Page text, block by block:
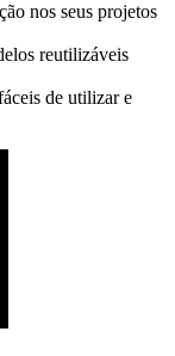
nos seus projetos
reutilizáveis
de utilizar e